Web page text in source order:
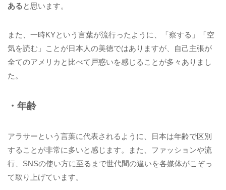
あると思います。
また、一時KYという言葉が流行ったように、「察する」「空
気を読む」ことが日本人の美徳ではありますが、自己主張が
全てのアメリカと比べて戸惑いを感じることが多々ありまし
た。
・年齢
アラサーという言葉に代表されるように、日本は年齢で区別
することが非常に多いと感じます。また、ファッションや流
行、SNSの使い方に至るまで世代間の違いを各媒体がこぞっ
て取り上げています。